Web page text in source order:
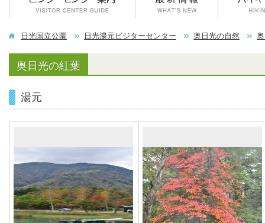
日光国立公園 日光湯元ビジターセンター 奥日光の自然
奥日光の紅葉
湯元